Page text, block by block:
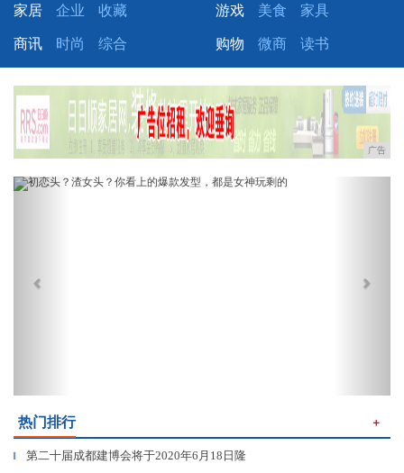
家居 企业 收藏 游戏 美食 家具
商讯 时尚 综合 购物 微商 读书
广告
Previous
热门排行 ＋
▎ 第二十届成都建博会将于2020年6月18日隆